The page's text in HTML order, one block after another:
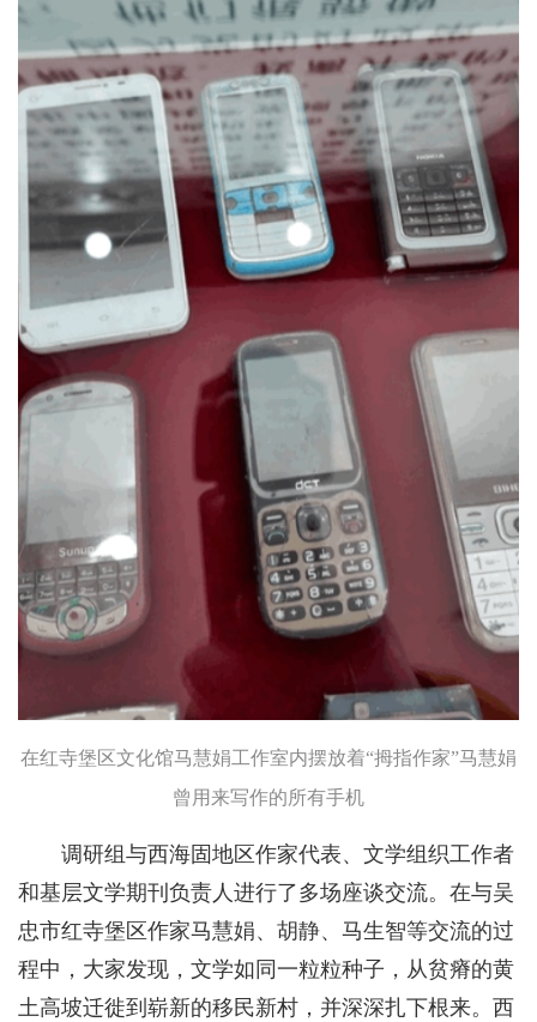
在红寺堡区文化馆马慧娟工作室内摆放着“拇指作家”马慧娟
曾用来写作的所有手机
调研组与西海固地区作家代表、文学组织工作者
和基层文学期刊负责人进行了多场座谈交流。在与吴
忠市红寺堡区作家马慧娟、胡静、马生智等交流的过
程中，大家发现，文学如同一粒粒种子，从贫瘠的黄
土高坡迁徙到崭新的移民新村，并深深扎下根来。西